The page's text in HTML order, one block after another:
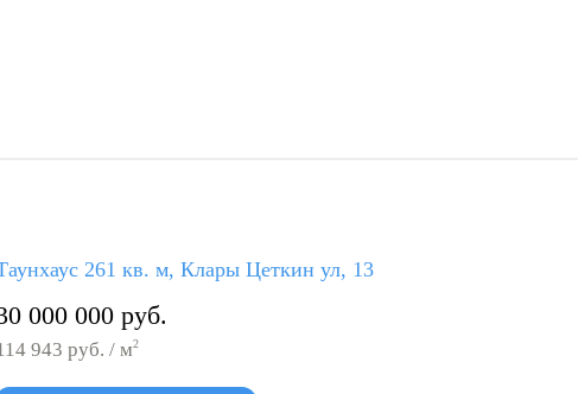
261 кв. м, Клары Цеткин ул, 13
000 000 руб.
943 руб. / м2